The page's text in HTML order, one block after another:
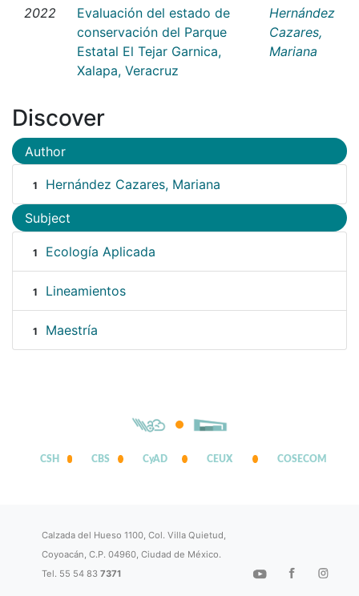
2022
Evaluación del estado de
conservación del Parque
Estatal El Tejar Garnica,
Xalapa, Veracruz
Hernández
Cazares,
Mariana
Discover
Author
1 Hernández Cazares, Mariana
Subject
1 Ecología Aplicada
1 Lineamientos
1 Maestría
CSH CBS CyAD CEUX COSECOM
Calzada del Hueso 1100, Col. Villa Quietud,
Coyoacán, C.P. 04960, Ciudad de México.
Tel. 55 54 837371